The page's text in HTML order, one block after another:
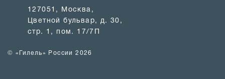
127051, Москва,
Цветной бульвар, д. 30,
стр. 1, пом. 17/7П
© «Гилель» России 2026